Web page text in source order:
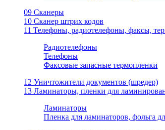
09 Сканеры
10 Сканер штрих кодов
11 Телефоны, радиотелефоны, факсы,
Радиотелефоны
Телефоны
Факсовые запасные термопленки
12 Уничтожители документов (шредер)
13 Ламинаторы, пленки для
Ламинаторы
Пленка для ламинаторов, фольга